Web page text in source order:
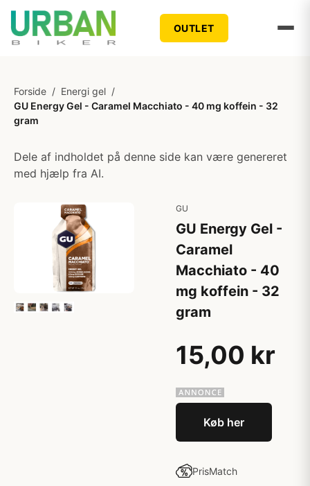
OUTLET
Forside / Energi gel /
GU Energy Gel - Caramel Macchiato - 40 mg koffein - 32
gram
Dele af indholdet på denne side kan være genereret
med hjælp fra AI.
GU
GU Energy Gel -
Caramel
Macchiato - 40
mg koffein - 32
gram
15,00 kr
Køb her
PrisMatch